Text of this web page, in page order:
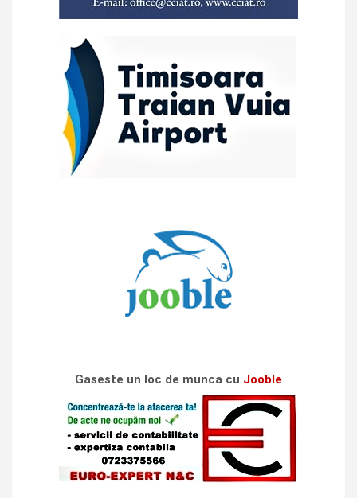
Gaseste un loc de munca cu Jooble